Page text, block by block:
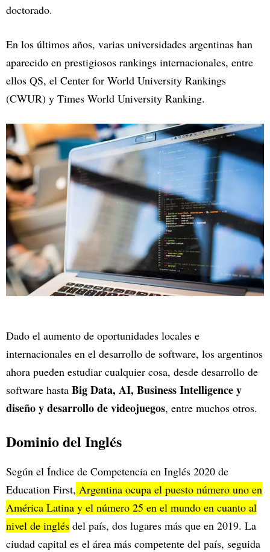
doctorado.
En los últimos años, varias universidades argentinas han
aparecido en prestigiosos rankings internacionales, entre
ellos QS, el Center for World University Rankings
(CWUR) y Times World University Ranking.
Dado el aumento de oportunidades locales e
internacionales en el desarrollo de software, los argentinos
ahora pueden estudiar cualquier cosa, desde desarrollo de
software hasta Big Data, AI, Business Intelligence y
diseño y desarrollo de videojuegos, entre muchos otros.
Dominio del Inglés
Según el Índice de Competencia en Inglés 2020 de
Education First, Argentina ocupa el puesto número uno en
América Latina y el número 25 en el mundo en cuanto al
nivel de inglés del país, dos lugares más que en 2019. La
ciudad capital es el área más competente del país, seguida